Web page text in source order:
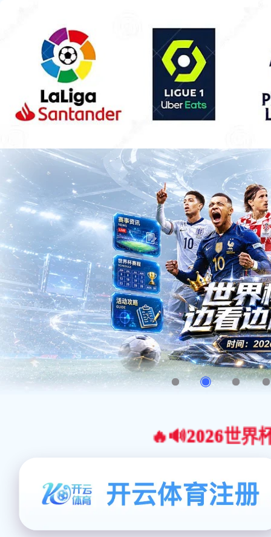
🔥🔊2026世界杯官网